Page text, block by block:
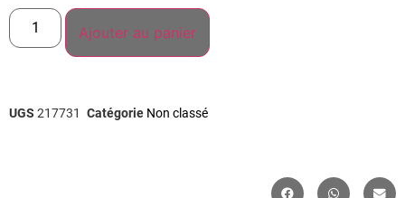
Ajouter au panier
UGS 217731 Catégorie Non classé